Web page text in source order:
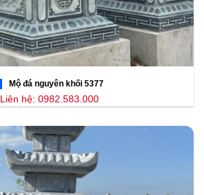
Mộ đá nguyên khối 5377
Liên hệ: 0982.583.000